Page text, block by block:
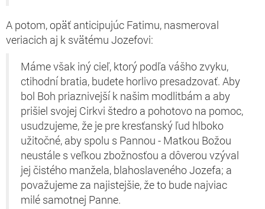
A potom, opäť anticipujúc Fatimu, nasmeroval
veriacich aj k svätému Jozefovi:
Máme však iný cieľ, ktorý podľa vášho zvyku,
ctihodní bratia, budete horlivo presadzovať. Aby
bol Boh priaznivejší k našim modlitbám a aby
prišiel svojej Cirkvi štedro a pohotovo na pomoc,
usudzujeme, že je pre kresťanský ľud hlboko
užitočné, aby spolu s Pannou - Matkou Božou
neustále s veľkou zbožnosťou a dôverou vzýval
jej čistého manžela, blahoslaveného Jozefa; a
považujeme za najistejšie, že to bude najviac
milé samotnej Panne.